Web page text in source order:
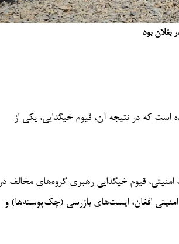
بغلان بود
است که در نتیجه آن، قیوم خیگدایی، یکی از
قیوم خیگدایی رهبری گروه‌های مخالف در
افغان، ایست‌های بازرسی (چک‌پوسته‌ها) و